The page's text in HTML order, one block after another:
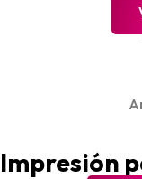
Impresión